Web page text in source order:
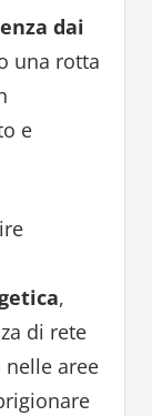
dai
una rotta
e
,
di rete
aree